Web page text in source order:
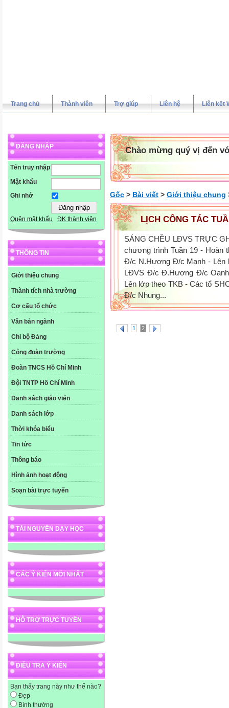
Trang chủ Thành viên Trợ giúp Liên hệ Liên kết
ĐĂNG NHẬP
Tên truy nhập
Mật khẩu
Ghi nhớ
Quên mật khẩu ĐK thành viên
THÔNG TIN
Giới thiệu chung
Thành tích nhà trường
Cơ cấu tổ chức
Văn bản ngành
Chi bộ Đảng
Công đoàn trường
Đoàn TNCS Hồ Chí Minh
Đội TNTP Hồ Chí Minh
Danh sách giáo viên
Danh sách lớp
Thời khóa biểu
Tin tức
Thông báo
Hình ảnh hoạt động
Soạn bài trực tuyến
TÀI NGUYÊN DẠY HỌC
CÁC Ý KIẾN MỚI NHẤT
HỖ TRỢ TRỰC TUYẾN
ĐIỀU TRA Ý KIẾN
Bạn thấy trang này như thế nào?
Đẹp
Bình thường
Chào mừng quý vị đến
Gốc > Bài viết > Giới thiệu chung
LỊCH CÔNG TÁC
SÁNG CHỀU LĐVS TRỰC
chương trình Tuần 19 - Hoàn
Đ/c N.Hương Đ/c Mạnh - Lên
LĐVS Đ/c Đ.Hương Đ/c
Lên lớp theo TKB - Các tổ
Đ/c Nhung...
1 2